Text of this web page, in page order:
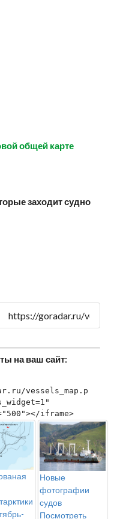
общей карте
заходит судно
на ваш сайт:
vessels_map.p
iframe>
Новые
фотографии
судов
Посмотреть